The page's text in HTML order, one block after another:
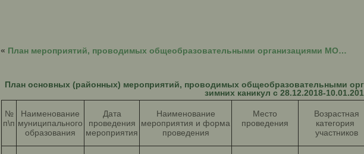
« План мероприятий, проводимых общеобразовательными организациями МО…
План основных (районных) мероприятий, проводимых общеобразовательными
зимних каникул с 28.12.2018-
№
п\п
Наименование
муниципального
образования
Дата
проведения
мероприятия
Наименование
мероприятия и форма
проведения
Место
проведения
Возрастная
категория
участников